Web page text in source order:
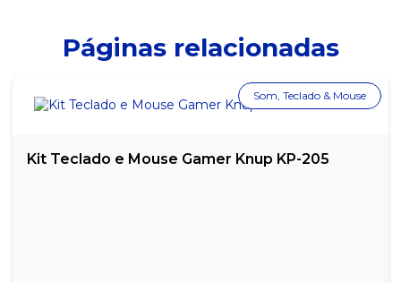
Páginas relacionadas
Kit Teclado e Mouse Gamer Knup KP-205
Som, Teclado & Mouse